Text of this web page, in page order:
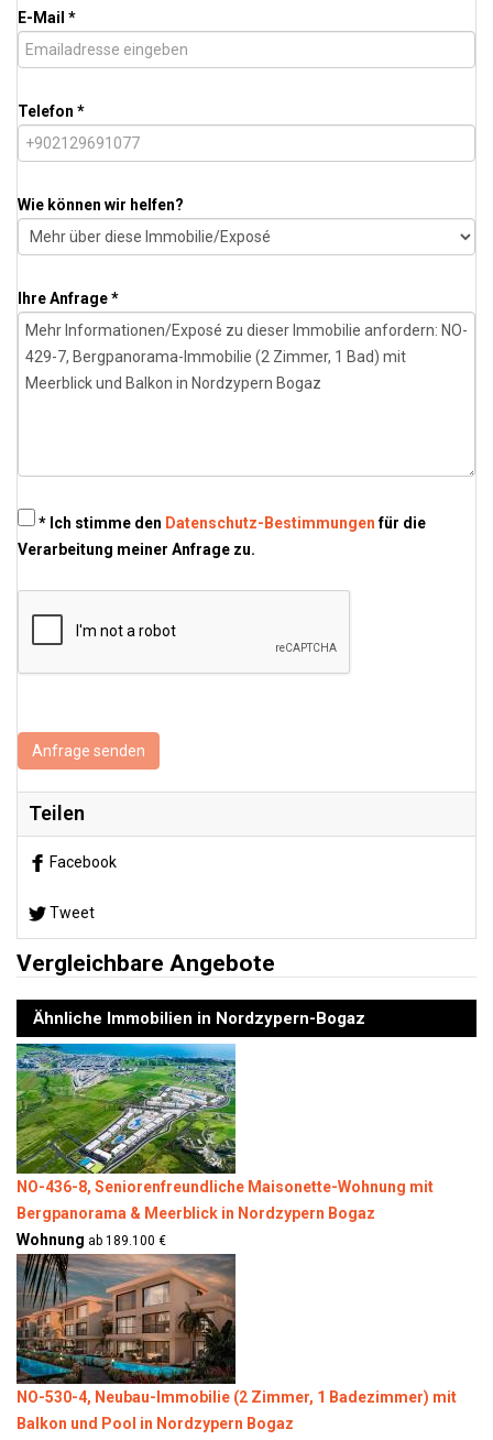
E-Mail *
Telefon *
Wie können wir helfen?
Ihre Anfrage *
* Ich stimme den Datenschutz-Bestimmungenfür die
Verarbeitung meiner Anfrage zu.
Anfrage senden
Teilen
Facebook
Tweet
Vergleichbare Angebote
Ähnliche Immobilien in Nordzypern-Bogaz
NO-436-8, Seniorenfreundliche Maisonette-Wohnung mit
Bergpanorama & Meerblick in Nordzypern Bogaz
Wohnung ab 189.100 €
NO-530-4, Neubau-Immobilie (2 Zimmer, 1 Badezimmer) mit
Balkon und Pool in Nordzypern Bogaz